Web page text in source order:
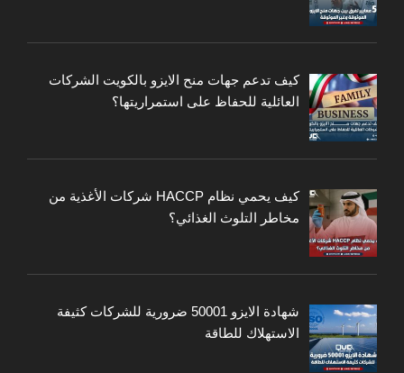
كيف تدعم جهات منح الايزو بالكويت الشركات
العائلية للحفاظ على استمراريتها؟
كيف يحمي نظام HACCP شركات الأغذية من
مخاطر التلوث الغذائي؟
شهادة الايزو 50001 ضرورية للشركات كثيفة
الاستهلاك للطاقة